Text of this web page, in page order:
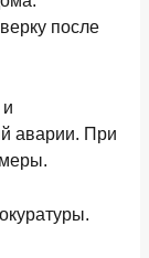
после
аварии. При